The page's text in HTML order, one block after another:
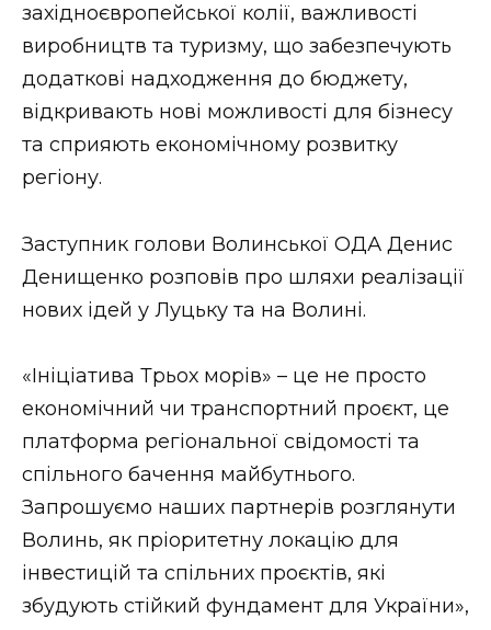
західноєвропейської колії, важливості
виробництв та туризму, що забезпечують
додаткові надходження до бюджету,
відкривають нові можливості для бізнесу
та сприяють економічному розвитку
регіону.
Заступник голови Волинської ОДА Денис
Денищенко розповів про шляхи реалізації
нових ідей у Луцьку та на Волині.
«Ініціатива Трьох морів» – це не просто
економічний чи транспортний проєкт, це
платформа регіональної свідомості та
спільного бачення майбутнього.
Запрошуємо наших партнерів розглянути
Волинь, як пріоритетну локацію для
інвестицій та спільних проєктів, які
збудують стійкий фундамент для України»,